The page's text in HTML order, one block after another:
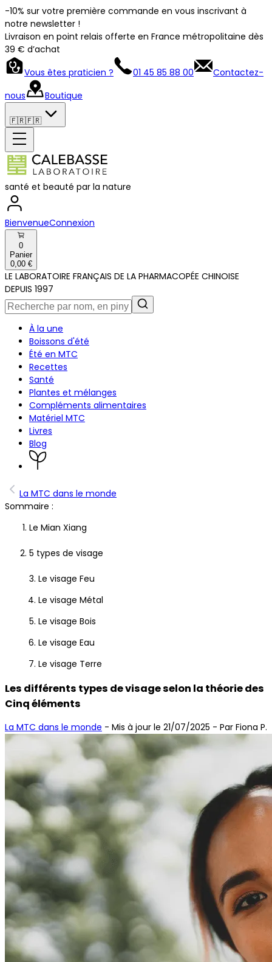
-10% sur votre première commande en vous inscrivant à
notre newsletter !
Livraison en point relais offerte en France métropolitaine dès
39 € d’achat
Vous êtes praticien ?
01 45 85 88 00
Contactez-
nous
Boutique
🇫🇷🇫🇷
santé et beauté par la nature
BienvenueConnexion
0
Panier
0,00 €
LE LABORATOIRE FRANÇAIS DE LA PHARMACOPÉE CHINOISE
DEPUIS 1997
À la une
Boissons d'été
Été en MTC
Recettes
Santé
Plantes et mélanges
Compléments alimentaires
Matériel MTC
Livres
Blog
La MTC dans le monde
Sommaire :
Le Mian Xiang
5 types de visage
Le visage Feu
Le visage Métal
Le visage Bois
Le visage Eau
Le visage Terre
Les différents types de visage selon la théorie des
Cinq éléments
La MTC dans le monde - Mis à jour le 21/07/2025 - Par Fiona P.